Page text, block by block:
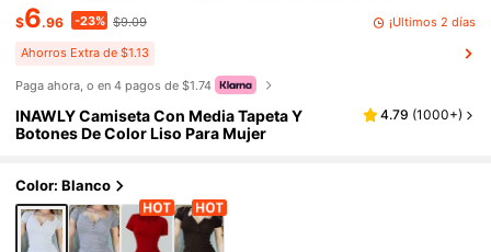
$6.96 -23% $9.09 ¡Últimos 2 días
Ahorros Extra de $1.13
Paga ahora, o en 4 pagos de $1.74
INAWLY Camiseta Con Media Tapeta Y
Botones De Color Liso Para Mujer
4.79 (1000+)
Color: Blanco